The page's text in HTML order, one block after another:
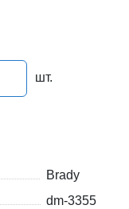
шт.
Brady
dm-3355